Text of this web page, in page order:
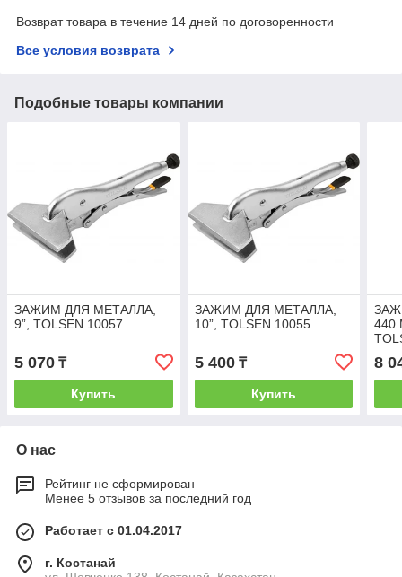
Возврат товара в течение 14 дней по договоренности
Все условия возврата
Подобные товары компании
ЗАЖИМ ДЛЯ МЕТАЛЛА,
9”, TOLSEN 10057
5 070 ₸
Купить
ЗАЖИМ ДЛЯ МЕТАЛЛА,
10”, TOLSEN 10055
5 400₸
Купить
440
8
О нас
Рейтинг не сформирован
Менее 5 отзывов за последний год
Работает с 01.04.2017
г. Костанай